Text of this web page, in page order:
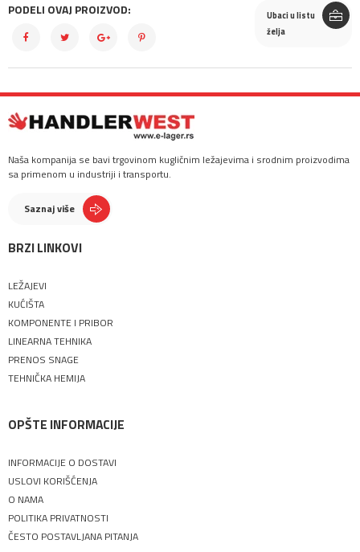
PODELI OVAJ PROIZVOD:
Ubaci u listu
želja
Naša kompanija se bavi trgovinom kugličnim ležajevima i srodnim proizvodima
sa primenom u industriji i transportu.
Saznaj više
BRZI LINKOVI
LEŽAJEVI
KUĆIŠTA
KOMPONENTE I PRIBOR
LINEARNA TEHNIKA
PRENOS SNAGE
TEHNIČKA HEMIJA
OPŠTE INFORMACIJE
INFORMACIJE O DOSTAVI
USLOVI KORIŠĆENJA
O NAMA
POLITIKA PRIVATNOSTI
ČESTO POSTAVLJANA PITANJA